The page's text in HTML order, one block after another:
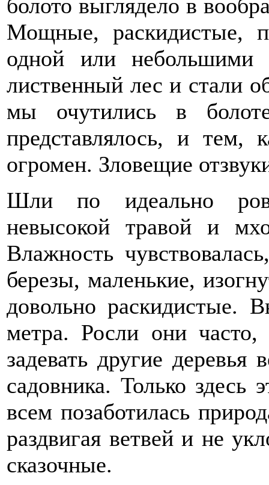
болото выглядело в
Мощные, раскидистые,
одной или небольшими
лиственный лес и стали
мы очутились в
представлялось, и
огромен. Зловещие
Шли по идеально
невысокой травой и
Влажность
березы, маленькие,
довольно раскидистые.
метра. Росли они
задевать другие
садовника. Только
всем позаботилась
раздвигая ветвей и не
сказочные.